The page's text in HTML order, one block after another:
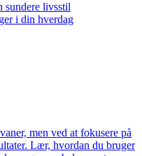
sundere livsstil
i din hverdag
men ved at fokusere på
Lær, hvordan du bruger